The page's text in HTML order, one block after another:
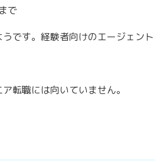
で
です。経験者向けのエージェント
転職には向いていません。